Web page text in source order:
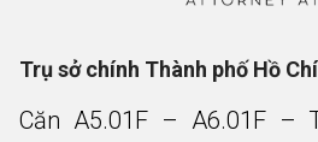
Trụ sở chính Thành phố Hồ
Căn A5.01F – A6.01F –